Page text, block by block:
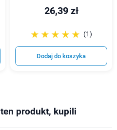
26,39 zł
☆☆☆☆☆
★★★★★ (1)
Dodaj do koszyka
produkt, kupili